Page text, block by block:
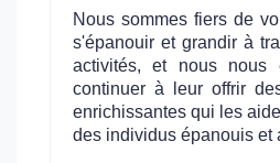
Nous sommes fiers de
s'épanouir et grandir à
activités, et nous nous
continuer à leur offrir
enrichissantes qui les
des individus épanouis et